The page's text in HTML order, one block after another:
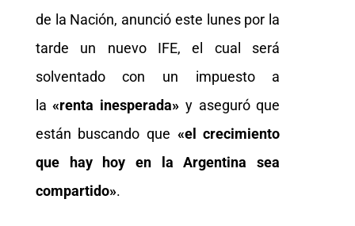
de la Nación, anunció este lunes por la
tarde un nuevo IFE, el cual será
solventado con un impuesto a
la«renta inesperada» y aseguró que
están buscando que «el crecimiento
que hay hoy en la Argentina sea
compartido».